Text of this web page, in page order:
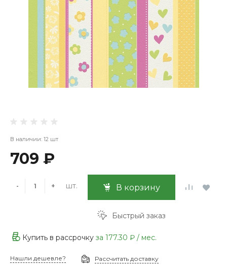
В наличии: 12 шт
709 ₽
- + шт. В корзину
Быстрый заказ
Купить в рассрочку за 177.30 ₽ / мес.
Нашли дешевле? Рассчитать доставку